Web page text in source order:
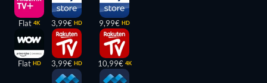
Flat 4K
Flat HD
3,99€ HD
3,99€ HD
9,99€ HD
10,99€ 4K